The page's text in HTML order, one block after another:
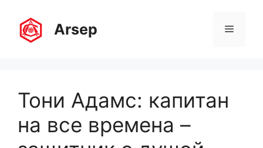
содержимомуArsep Меню
Тони Адамс: капитан
на все времена –